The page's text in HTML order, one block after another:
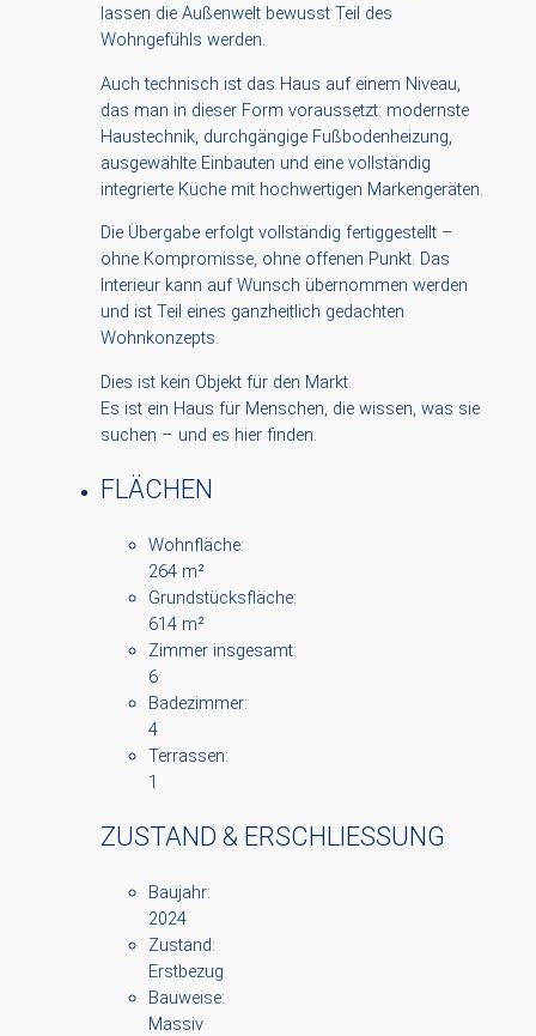
lassen die Außenwelt bewusst Teil des
Wohngefühls werden.
Auch technisch ist das Haus auf einem Niveau,
das man in dieser Form voraussetzt: modernste
Haustechnik, durchgängige Fußbodenheizung,
ausgewählte Einbauten und eine vollständig
integrierte Küche mit hochwertigen Markengeräten.
Die Übergabe erfolgt vollständig fertiggestellt –
ohne Kompromisse, ohne offenen Punkt. Das
Interieur kann auf Wunsch übernommen werden
und ist Teil eines ganzheitlich gedachten
Wohnkonzepts.
Dies ist kein Objekt für den Markt.
Es ist ein Haus für Menschen, die wissen, was sie
suchen – und es hier finden.
FLÄCHEN
Wohnfläche:
264 m²
Grundstücksfläche:
614 m²
Zimmer insgesamt:
6
Badezimmer:
4
Terrassen:
1
ZUSTAND & ERSCHLIESSUNG
Baujahr:
2024
Zustand:
Erstbezug
Bauweise:
Massiv